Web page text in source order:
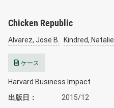
Chicken Republic
Alvarez, Jose B. Kindred, Natalie
ケース
Harvard Business Impact
出版日
2015/12